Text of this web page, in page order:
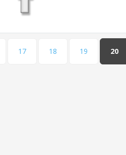
17 18 19 20